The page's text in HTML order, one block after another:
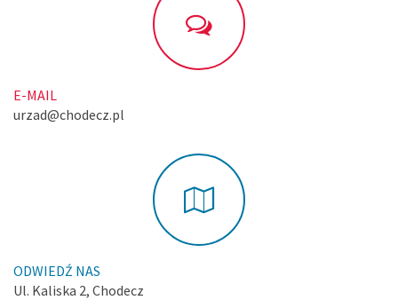
E-MAIL
urzad@chodecz.pl
ODWIEDŹ NAS
Ul. Kaliska 2, Chodecz